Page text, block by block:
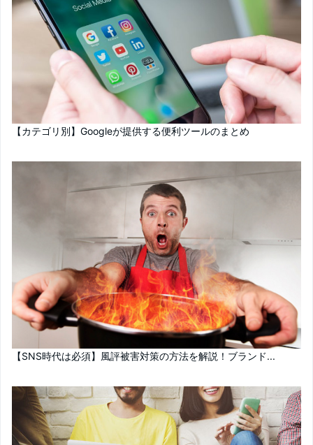
【カテゴリ別】Googleが提供する便利ツールのまとめ
【SNS時代は必須】風評被害対策の方法を解説！ブランド...